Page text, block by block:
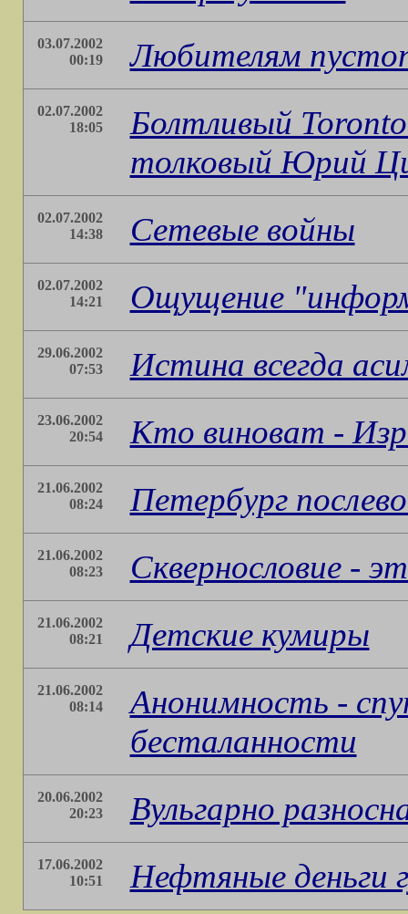
03.07.2002
00:19
Любителям
02.07.2002
18:05
Болтливый
толковый Юрий
02.07.2002
14:38
Сетевые войны
02.07.2002
14:21
Ощущение
29.06.2002
07:53
Истина всегда
23.06.2002
20:54
Кто виноват -
21.06.2002
08:24
Петербург
21.06.2002
08:23
Сквернословие -
21.06.2002
08:21
Детские кумиры
21.06.2002
08:14
Анонимность -
бесталанности
20.06.2002
20:23
Вульгарно
17.06.2002
10:51
Нефтяные деньги